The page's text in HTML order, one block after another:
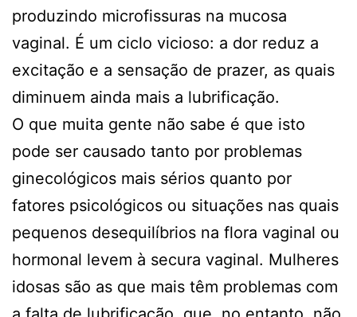
produzindo microfissuras na mucosa
vaginal. É um ciclo vicioso: a dor reduz a
excitação e a sensação de prazer, as quais
diminuem ainda mais a lubrificação.
O que muita gente não sabe é que isto
pode ser causado tanto por problemas
ginecológicos mais sérios quanto por
fatores psicológicos ou situações nas quais
pequenos desequilíbrios na flora vaginal ou
hormonal levem à secura vaginal. Mulheres
idosas são as que mais têm problemas com